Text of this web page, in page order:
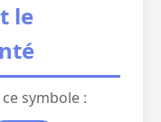
le
symbole :